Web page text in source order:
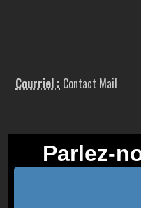
Courriel : Contact Mail